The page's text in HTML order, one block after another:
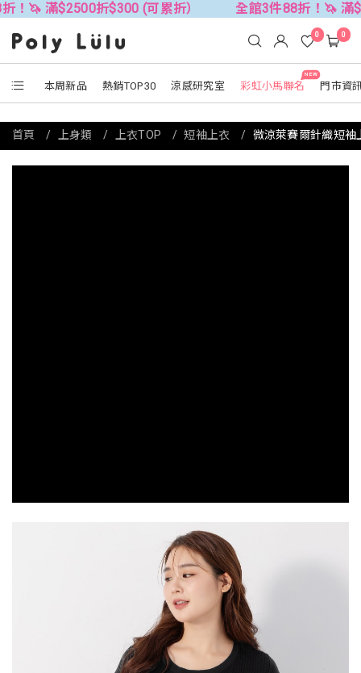
折$300 (可累折） 全館3件88折！🦄 滿$2500折
本周新品 熱銷TOP30 涼感研究室
NEW
彩虹小馬聯名 門市資
0 0
首頁 上身類 上衣TOP 短袖上衣 微涼萊賽爾針織短袖